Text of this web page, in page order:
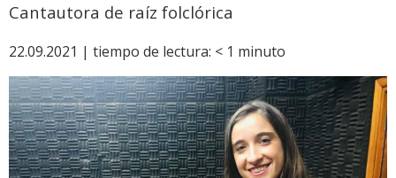
Cantautora de raíz folclórica
22.09.2021 | tiempo de lectura: < 1 minuto